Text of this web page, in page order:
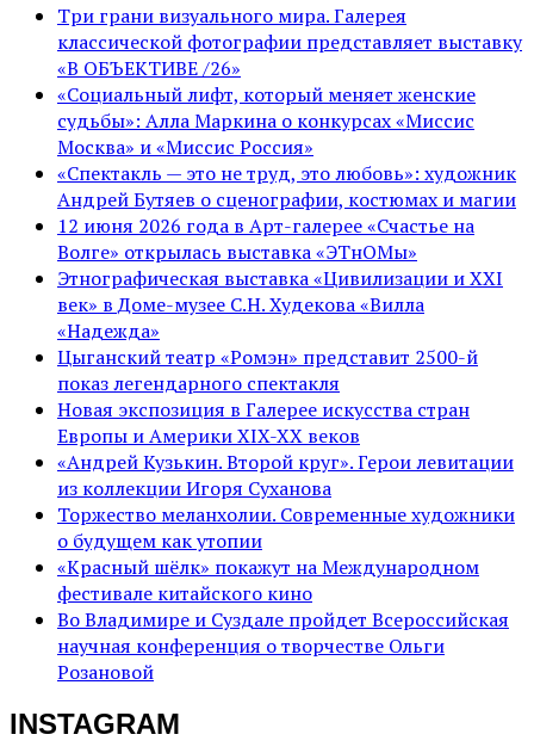
Три грани визуального мира. Галерея
классической фотографии представляет выставку
«В ОБЪЕКТИВЕ /26»
«Социальный лифт, который меняет женские
судьбы»: Алла Маркина о конкурсах «Миссис
Москва» и «Миссис Россия»
«Спектакль — это не труд, это любовь»: художник
Андрей Бутяев о сценографии, костюмах и магии
12 июня 2026 года в Арт-галерее «Счастье на
Волге» открылась выставка «ЭТнОМы»
Этнографическая выставка «Цивилизации и ХХI
век» в Доме-музее С.Н. Худекова «Вилла
«Надежда»
Цыганский театр «Ромэн» представит 2500-й
показ легендарного спектакля
Новая экспозиция в Галерее искусства стран
Европы и Америки XIX-XX веков
«Андрей Кузькин. Второй круг». Герои левитации
из коллекции Игоря Суханова
Торжество меланхолии. Современные художники
о будущем как утопии
«Красный шёлк» покажут на Международном
фестивале китайского кино
Во Владимире и Суздале пройдет Всероссийская
научная конференция о творчестве Ольги
Розановой
INSTAGRAM